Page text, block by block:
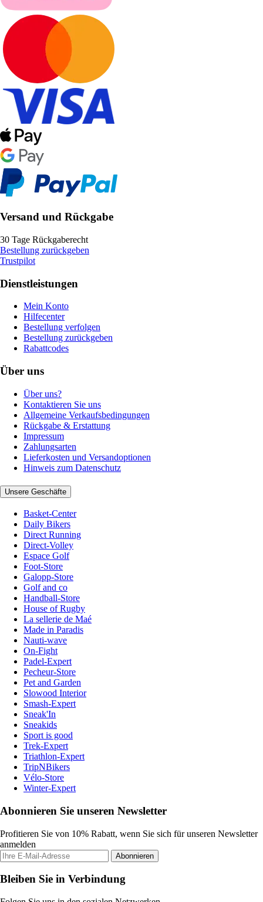
Versand und Rückgabe
30 Tage Rückgaberecht
Bestellung zurückgeben
Trustpilot
Dienstleistungen
Mein Konto
Hilfecenter
Bestellung verfolgen
Bestellung zurückgeben
Rabattcodes
Über uns
Über uns?
Kontaktieren Sie uns
Allgemeine Verkaufsbedingungen
Rückgabe & Erstattung
Impressum
Zahlungsarten
Lieferkosten und Versandoptionen
Hinweis zum Datenschutz
Unsere Geschäfte
Basket-Center
Daily Bikers
Direct Running
Direct-Volley
Espace Golf
Foot-Store
Galopp-Store
Golf and co
Handball-Store
House of Rugby
La sellerie de Maé
Made in Paradis
Nauti-wave
On-Fight
Padel-Expert
Pecheur-Store
Pet and Garden
Slowood Interior
Smash-Expert
Sneak'In
Sneakids
Sport is good
Trek-Expert
Triathlon-Expert
TripNBikers
Vélo-Store
Winter-Expert
Abonnieren Sie unseren Newsletter
Profitieren Sie von 10% Rabatt, wenn Sie sich für unseren Newsletter
anmelden
Abonnieren
Bleiben Sie in Verbindung